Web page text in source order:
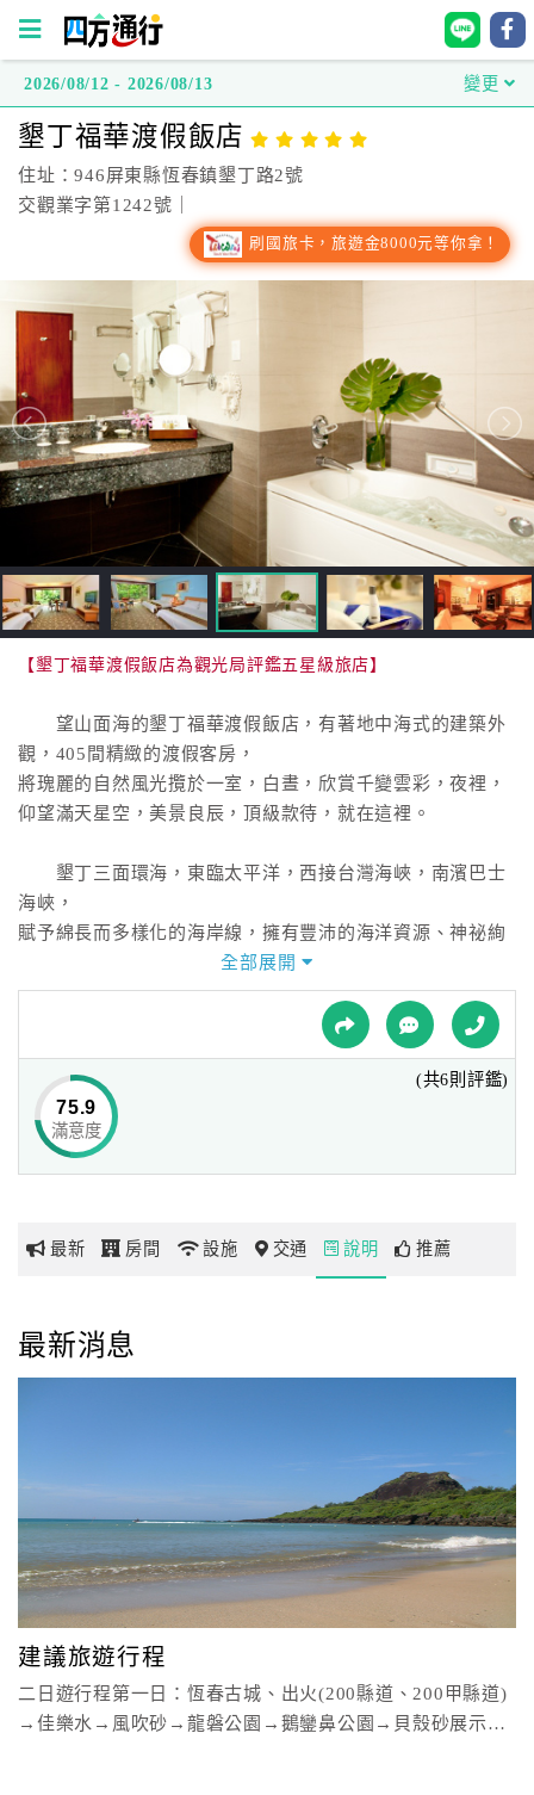
方
通
行
台
訂
房
直
跟
飯
店
訂
HOT
特
色
球
網
玩
玩
樂
服
務
顧
滿
意
2026/08/12 - 2026/08/13 變更
墾丁福華渡假飯店
住址：946屏東縣恆春鎮墾丁路2號
交觀業字第1242號｜
刷國旅卡，旅遊金8000元等你拿！
【墾丁福華渡假飯店為觀光局評鑑五星級旅店】
望山面海的墾丁福華渡假飯店，有著地中海式的建築外
觀，405間精緻的渡假客房，
將瑰麗的自然風光攬於一室，白晝，欣賞千變雲彩，夜裡，
仰望滿天星空，美景良辰，頂級款待，就在這裡。
墾丁三面環海，東臨太平洋，西接台灣海峽，南濱巴士
海峽，
賦予綿長而多樣化的海岸線，擁有豐沛的海洋資源、神祕絢
麗的海底世界以及遼闊奇特的海岸地形。
而恆春半島屬於典型的熱帶性氣候區，四季如春，恰如其
也提供給熱帶植物、動物絕佳的衍生環境，形成全方位的自
然人文景觀，
也充分展現出墾丁婀娜多姿的熱帶風情，其中尤以海洋風光
最為引人入勝。
山林海濱自成一格，具有獨特的區域性特色，有珊瑚礁、孤
形、東海岸的風積、風蝕地形、
南海岸的石灰岩台地崖、崩崖景觀及砂灘海岸等。
全部展開
75.9
滿意度
(共6則評鑑)
最新 房間 設施 交通 說明 推薦
最新消息
建議旅遊行程
二日遊行程第一日：恆春古城、出火(200縣道、200甲縣道)
→佳樂水→風吹砂→龍磐公園→鵝鑾鼻公園→貝殼砂展示館